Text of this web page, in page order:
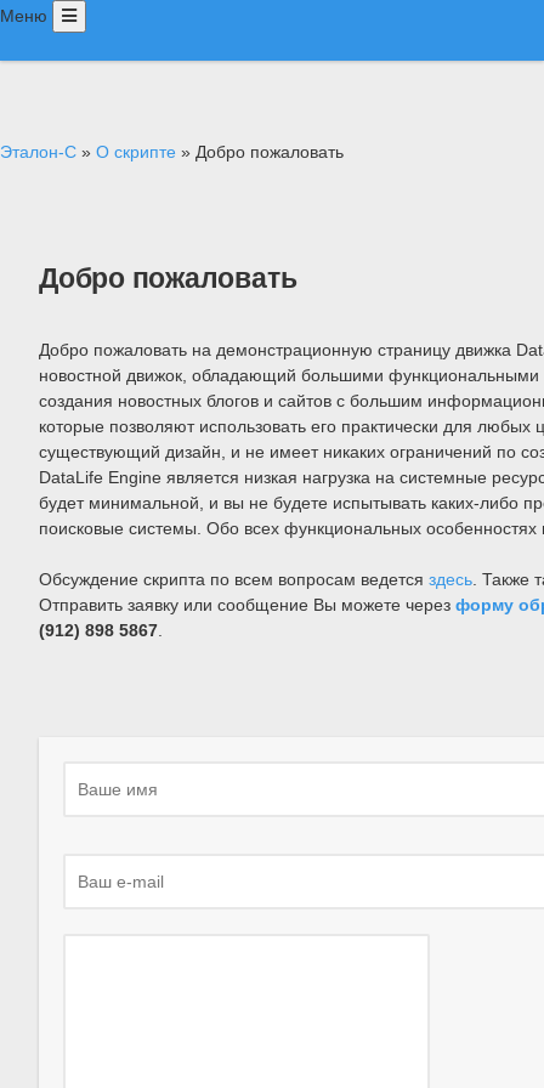
Меню
Главная
Эталон-С » О скрипте » Добро пожаловать
Добро пожаловать
Добро пожаловать на демонстрационную страницу движка
новостной движок, обладающий большими
создания новостных блогов и сайтов с большим
которые позволяют использовать его практически для
существующий дизайн, и не имеет никаких ограничений по
DataLife Engine является низкая нагрузка на системные
будет минимальной, и вы не будете испытывать каких-либо
поисковые системы. Обо всех функциональных
Обсуждение скрипта по всем вопросам ведется здесь . Также
Отправить заявку или сообщение Вы можете через форму
(912) 898 5867